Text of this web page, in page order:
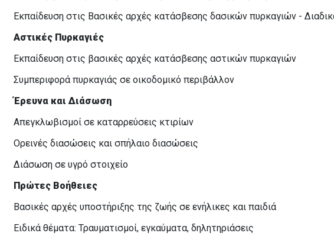
Εκπαίδευση στις Βασικές αρχές κατάσβεσης δασικών πυρκαγιών -
Αστικές Πυρκαγιές
Εκπαίδευση στις βασικές αρχές κατάσβεσης αστικών πυρκαγιών
Συμπεριφορά πυρκαγιάς σε οικοδομικό περιβάλλον
Έρευνα και Διάσωση
Απεγκλωβισμοί σε καταρρεύσεις κτιρίων
Ορεινές διασώσεις και σπήλαιο διασώσεις
Διάσωση σε υγρό στοιχείο
Πρώτες Βοήθειες
Βασικές αρχές υποστήριξης της ζωής σε ενήλικες και παιδιά
Ειδικά θέματα: Τραυματισμοί, εγκαύματα, δηλητηριάσεις